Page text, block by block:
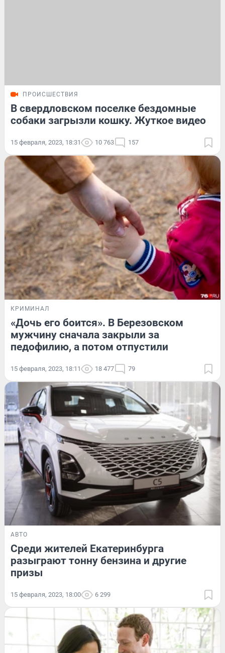
ПРОИСШЕСТВИЯ
В свердловском поселке бездомные
собаки загрызли кошку. Жуткое видео
15 февраля, 2023, 18:31 10 763 157
КРИМИНАЛ
«Дочь его боится». В Березовском
мужчину сначала закрыли за
педофилию, а потом отпустили
15 февраля, 2023, 18:11 18 477 79
АВТО
Среди жителей Екатеринбурга
разыграют тонну бензина и другие
призы
15 февраля, 2023, 18:00 6 299